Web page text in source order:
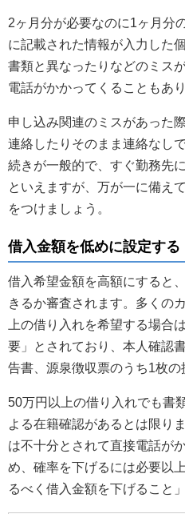
2ヶ月分が必要なのに1ヶ月分
に記載された情報が入力した
書類と異なったりなどのミス
電話がかかってくることもあ
申し込み関連のミスがあった
連絡したりそのまま連絡なし
続きが一般的で、すぐ勤務先
といえますが、万が一に備え
をつけましょう。
借入金額を低めに設定する
借入希望金額を高額にすると
きるか審査されます。多くの
上の借り入れを希望する場合
要」とされており、本人確認
告書、源泉徴収票のうち1枚
50万円以上の借り入れでも書
よる在籍確認があるとは限り
は不十分とされて直接電話が
め、確率を下げるには必要以
るべく借入金額を下げること